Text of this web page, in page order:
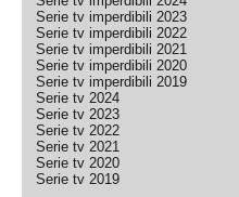
Serie tv imperdibili 2023
Serie tv imperdibili 2022
Serie tv imperdibili 2021
Serie tv imperdibili 2020
Serie tv imperdibili 2019
Serie tv 2024
Serie tv 2023
Serie tv 2022
Serie tv 2021
Serie tv 2020
Serie tv 2019